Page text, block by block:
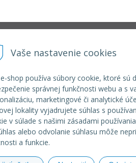
Vaše nastavenie cookies
shop používa súbory cookie, ktoré sú
správnej funkčnosti webu a s
marketingové či analytické
lokality vyjadrujete súhlas s
v súlade s našimi zásadami
alebo odvolanie súhlasu môže
a funkcie.
+421 37
+421 907